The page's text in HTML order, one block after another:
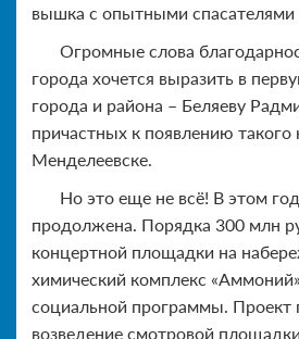
вышка с опытными спасателями
Огромные слова
города хочется выразить в
города и района – Беляеву
причастных к появлению такого
Менделеевске.
Но это еще не всё! В этом
продолжена. Порядка 300 млн
концертной площадки на
химический комплекс
социальной программы. Проект
возведение смотровой